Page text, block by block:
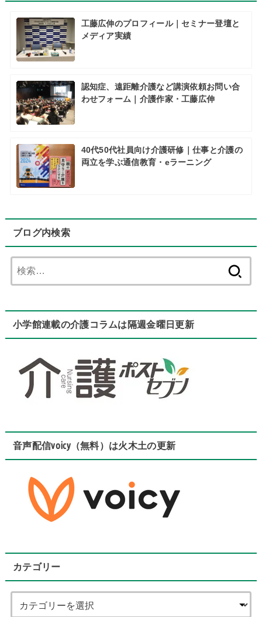
工藤広伸のプロフィール｜セミナー登壇と
メディア実績
認知症、遠距離介護など講演依頼お問い合
わせフォーム｜介護作家・工藤広伸
40代50代社員向け介護研修｜仕事と介護の
両立を学ぶ通信教育・eラーニング
ブログ内検索
索:
小学館連載の介護コラムは隔週金曜日更新
音声配信voicy（無料）は火木土の更新
カテゴリー